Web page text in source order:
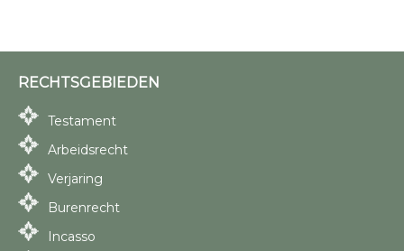
RECHTSGEBIEDEN
Testament
Arbeidsrecht
Verjaring
Burenrecht
Incasso